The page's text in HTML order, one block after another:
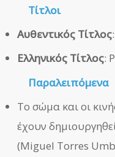
Τίτλοι
Αυθεντικός Τίτλος
Ελληνικός Τίτλος:
Παραλειπόμενα
Το σώμα και οι
έχουν
(Miguel Torres